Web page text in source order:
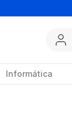
Informática